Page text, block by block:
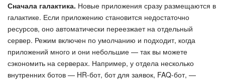
Сотрудники
Бизнес-процессы
Маркетплейс
Сначала галактика. Новые приложения сразу размещаются в
галактике. Если приложению становится недостаточно
ресурсов, оно автоматически переезжает на отдельный
сервер. Режим включен по умолчанию и подходит, когда
приложений много и они небольшие — так вы можете
сэкономить на серверах. Например, у отдела несколько
внутренних ботов — HR-бот, бот для заявок, FAQ-бот, —